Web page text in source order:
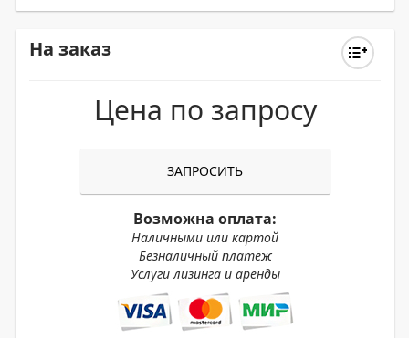
На заказ
Цена по запросу
ЗАПРОСИТЬ
Возможна оплата:
Наличными или картой
Безналичный платёж
Услуги лизинга и аренды